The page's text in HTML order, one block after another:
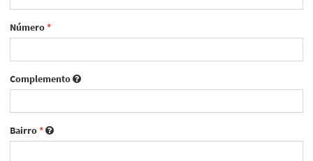
Número*
Complemento
Bairro*